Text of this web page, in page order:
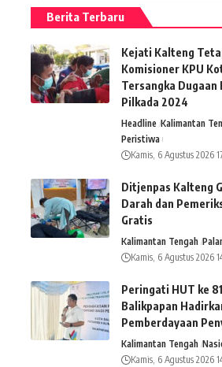
Berita Terbaru
Kejati Kalteng
Komisioner KPU
Tersangka Dugaan
Pilkada 2024
Headline Kalimantan
Peristiwa
Kamis, 6 Agustus 2026
Ditjenpas Kalteng
Darah dan
Gratis
Kalimantan Tengah
Kamis, 6 Agustus 2026
Peringati HUT ke
Balikpapan
Pemberdayaan
Kalimantan Tengah
Kamis, 6 Agustus 2026